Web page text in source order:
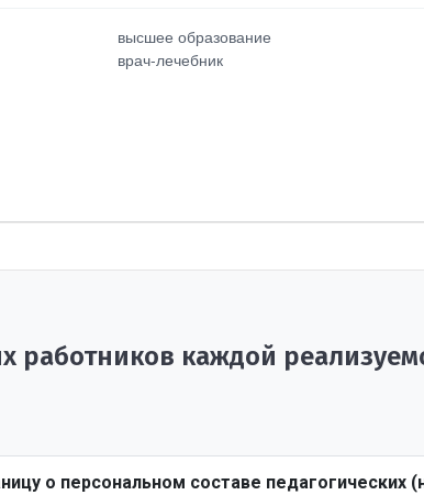
высшее образование
врач-лечебник
работников каждой
о персональном составе педагогических